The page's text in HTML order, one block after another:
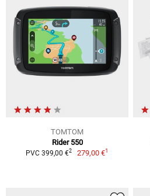
TOMTOM
Rider 550
PVC 399,00 €2 279,00 €1